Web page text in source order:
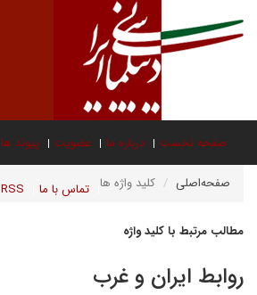
صفحه نخست درباره ما عضویت پیوند ها
تماس با ما RSS صفحه‌اصلی کلید واژه ها
مطالب مرتبط با کلید واژه
روابط ایران و غرب